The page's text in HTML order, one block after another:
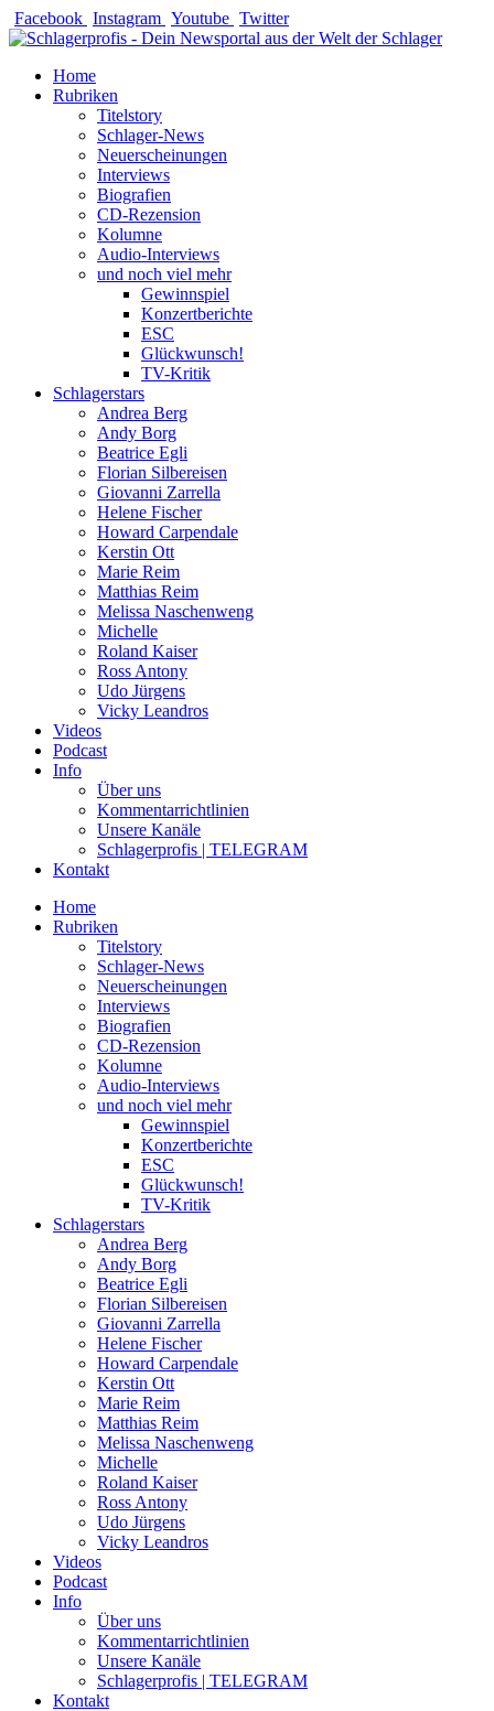
Zum
Inhalt
Facebook Instagram Youtube Twitter
Home
Rubriken
Titelstory
Schlager-News
Neuerscheinungen
Interviews
Biografien
CD-Rezension
Kolumne
Audio-Interviews
und noch viel mehr
Gewinnspiel
Konzertberichte
ESC
Glückwunsch!
TV-Kritik
Schlagerstars
Andrea Berg
Andy Borg
Beatrice Egli
Florian Silbereisen
Giovanni Zarrella
Helene Fischer
Howard Carpendale
Kerstin Ott
Marie Reim
Matthias Reim
Melissa Naschenweng
Michelle
Roland Kaiser
Ross Antony
Udo Jürgens
Vicky Leandros
Videos
Podcast
Info
Über uns
Kommentarrichtlinien
Unsere Kanäle
Schlagerprofis | TELEGRAM
Kontakt
Home
Rubriken
Titelstory
Schlager-News
Neuerscheinungen
Interviews
Biografien
CD-Rezension
Kolumne
Audio-Interviews
und noch viel mehr
Gewinnspiel
Konzertberichte
ESC
Glückwunsch!
TV-Kritik
Schlagerstars
Andrea Berg
Andy Borg
Beatrice Egli
Florian Silbereisen
Giovanni Zarrella
Helene Fischer
Howard Carpendale
Kerstin Ott
Marie Reim
Matthias Reim
Melissa Naschenweng
Michelle
Roland Kaiser
Ross Antony
Udo Jürgens
Vicky Leandros
Videos
Podcast
Info
Über uns
Kommentarrichtlinien
Unsere Kanäle
Schlagerprofis | TELEGRAM
Kontakt